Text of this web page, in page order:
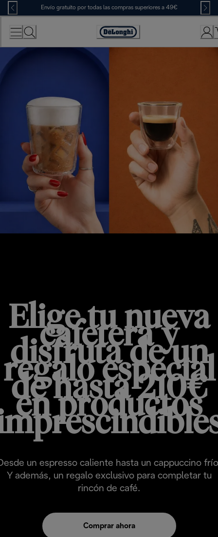
Skip
to
Content
Envío gratuito por todas las compras superiores a 49€
Accessibility
Statement
Elige tu nueva
cafetera y
disfruta de un
regalo especial
de hasta 210€
en productos
un espresso caliente hasta un cappuccino
Y además, un regalo exclusivo para completar tu
rincón de café.
Comprar ahora